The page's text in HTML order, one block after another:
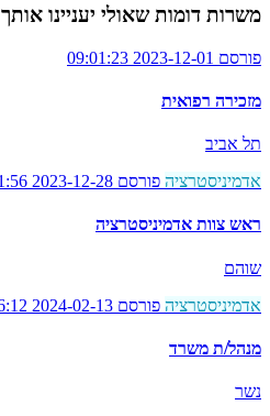
משרות דומות שאולי יעניינו אותך
פורסם 2023-12-01 09:01:23
מזכירה רפואית
תל אביב
אדמיניסטרציה פורסם 2023-12-28 12:51:56
ראש צוות אדמיניסטרציה
שוהם
אדמיניסטרציה פורסם 2024-02-13 09:06:12
מנהל/ת משרד
נשר